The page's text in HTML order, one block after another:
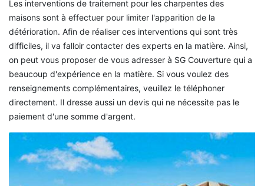
Les interventions de traitement pour les charpentes des
maisons sont à effectuer pour limiter l'apparition de la
détérioration. Afin de réaliser ces interventions qui sont très
difficiles, il va falloir contacter des experts en la matière. Ainsi,
on peut vous proposer de vous adresser à SG Couverture qui a
beaucoup d'expérience en la matière. Si vous voulez des
renseignements complémentaires, veuillez le téléphoner
directement. Il dresse aussi un devis qui ne nécessite pas le
paiement d'une somme d'argent.